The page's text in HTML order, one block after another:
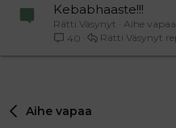
Kebabhaaste!!!
Rätti Väsynyt
Aihe vapaa
40
Rätti Väsynyt
Aihe vapaa